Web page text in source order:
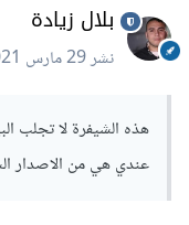
بلال زيادة
نشر29 مارس 2021
عندي هي من الاصدار